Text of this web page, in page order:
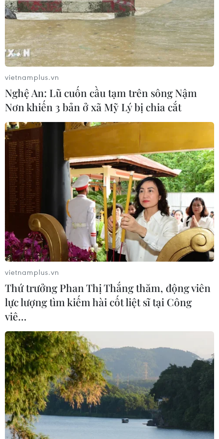
Lầu
08/08/2026 03:53
Kết luận số 75-KL/TW: Cà Mau chủ
động thích ứng với biến đổi khí hậu
08/08/2026 02:53
Quảng Trị quyết tâm bàn giao sớm
mặt bằng Dự án Nhà máy điện gió
LIG-Hướng Hóa 1
08/08/2026 02:33
Áp thấp nhiệt đới đổi hướng trên
vùng biển phía Đông khu vực vịnh
Bắc Bộ
07/08/2026 23:29
Campuchia nỗ lực bảo tồn động vật
hoang dã trước nguy cơ tuyệt chủng
07/08/2026 22:45
Áp thấp nhiệt đới trên vịnh Bắc Bộ sẽ
gây ảnh hưởng thế nào tới Việt Nam?
07/08/2026 14:38
Nứt núi, Thanh Hóa sơ tán khẩn cấp
nhiều hộ dân
07/08/2026 13:17
vietnamplus.vn
Nghệ An: Lũ cuốn cầu tạm trên sông Nậm
Nơn khiến 3 bản ở xã Mỹ Lý bị chia cắt
vietnamplus.vn
Thứ trưởng Phan Thị Thắng thăm, động viên
lực lượng tìm kiếm hài cốt liệt sĩ tại Công
viê…